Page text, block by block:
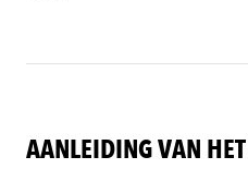
AANLEIDING VAN